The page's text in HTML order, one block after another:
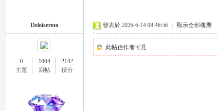
Deloiseroto
0
主題
1064
回帖
2142
積分
發表於 2026-6-14 08:46:56 顯示全部樓層
此帖僅作者可見